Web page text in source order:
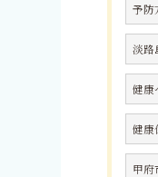
予防
淡路
健康
健康
甲府